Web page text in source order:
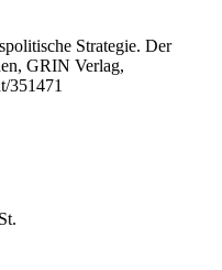
Strategie. Der
GRIN Verlag,
351471